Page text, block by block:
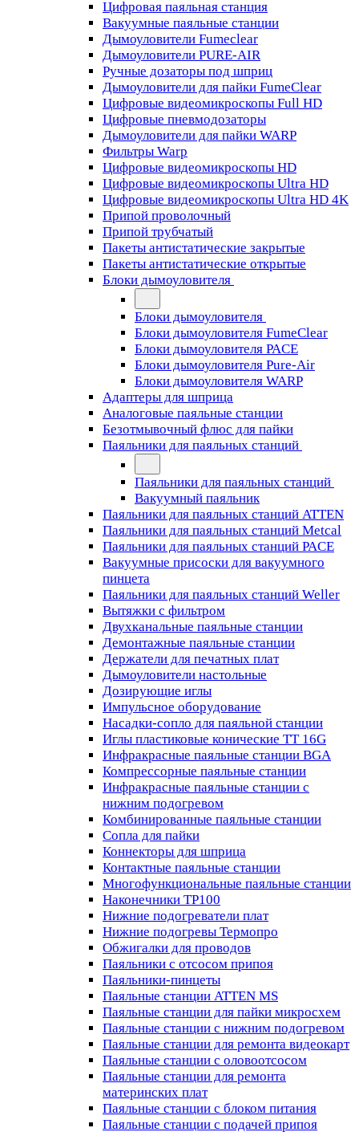
Цифровая паяльная станция
Вакуумные паяльные станции
Дымоуловители Fumeclear
Дымоуловители PURE-AIR
Ручные дозаторы под шприц
Дымоуловители для пайки FumeClear
Цифровые видеомикроскопы Full HD
Цифровые пневмодозаторы
Дымоуловители для пайки WARP
Фильтры Warp
Цифровые видеомикроскопы HD
Цифровые видеомикроскопы Ultra HD
Цифровые видеомикроскопы Ultra HD 4K
Припой проволочный
Припой трубчатый
Пакеты антистатические закрытые
Пакеты антистатические открытые
Блоки дымоуловителя
Блоки дымоуловителя
Блоки дымоуловителя FumeClear
Блоки дымоуловителя PACE
Блоки дымоуловителя Pure-Air
Блоки дымоуловителя WARP
Адаптеры для шприца
Аналоговые паяльные станции
Безотмывочный флюс для пайки
Паяльники для паяльных станций
Паяльники для паяльных станций
Вакуумный паяльник
Паяльники для паяльных станций ATTEN
Паяльники для паяльных станций Metcal
Паяльники для паяльных станций PACE
Вакуумные присоски для вакуумного
пинцета
Паяльники для паяльных станций Weller
Вытяжки с фильтром
Двухканальные паяльные станции
Демонтажные паяльные станции
Держатели для печатных плат
Дымоуловители настольные
Дозирующие иглы
Импульсное оборудование
Насадки-сопло для паяльной станции
Иглы пластиковые конические TT 16G
Инфракрасные паяльные станции BGA
Компрессорные паяльные станции
Инфракрасные паяльные станции с
нижним подогревом
Комбинированные паяльные станции
Сопла для пайки
Коннекторы для шприца
Контактные паяльные станции
Многофункциональные паяльные станции
Наконечники TP100
Нижние подогреватели плат
Нижние подогревы Термопро
Обжигалки для проводов
Паяльники с отсосом припоя
Паяльники-пинцеты
Паяльные станции ATTEN MS
Паяльные станции для пайки микросхем
Паяльные станции с нижним подогревом
Паяльные станции для ремонта видеокарт
Паяльные станции с оловоотсосом
Паяльные станции для ремонта
материнских плат
Паяльные станции с блоком питания
Паяльные станции с подачей припоя